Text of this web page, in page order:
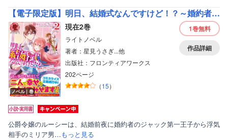
【電子限定版】明日、結婚式なんですけど！？～婚約者に浮気されたので過去に戻って人生やりなおします～
ノベル｜巻
現在2巻
ライトノベル
著者：星見うさぎ...他
出版社：フロンティアワークス
202ページ
（15）
1巻無料
作品詳細
公爵令嬢のルーシーは、結婚前夜に婚約者のジャック第一王子から浮気
相手のミリア男…もっと見る